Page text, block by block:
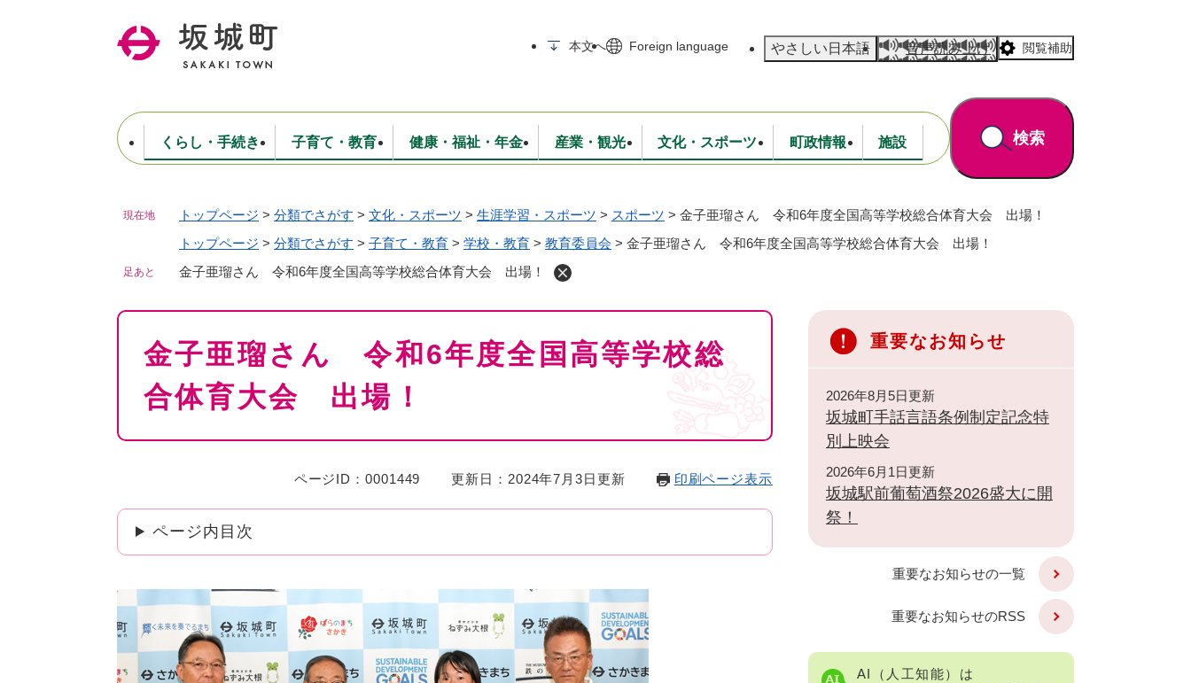
本文へ Foreign language やさしい日本語 音声読み上げ 閲覧補助
くらし・手続き
住民票・戸籍・証明 防災・行政無線 消防・救急 生活環境
道路・公園
税金
ごみ・環境・衛生 上下水道 地域コミュニティ
子育て・教育
妊娠・出産・子育て 保育 学校・教育
健康・福祉・年金
健康・医療 福祉 保険・年金
産業・観光
商工業 農林業 入札・契約 観光・特産
文化・スポーツ
生涯学習・スポーツ 文化
町政情報
ようこそ町長室へ 坂城町について 統計情報 広報・広聴
財政
人事・採用・職員
選挙 行政
施設
公共施設
検索
現在地 トップページ > 分類でさがす > 文化・スポーツ > 生涯学習・スポーツ > スポーツ > 金子亜瑠さん 令和6年度全国高等学校総合体育大会 出場！
トップページ > 分類でさがす > 子育て・教育 > 学校・教育 > 教育委員会 > 金子亜瑠さん 令和6年度全国高等学校総合体育大会 出場！
足あと 金子亜瑠さん 令和6年度全国高等学校総合体育大会 出場！
本
金子亜瑠さん 令和6年度全国高等学校総
合体育大会 出場！
ページID：0001449 更新日：2024年7月3日更新 印刷ページ表示
ページ内目次
重要なお知らせ
2026年8月5日更新
坂城町手話言語条例制定記念特
別上映会
2026年6月1日更新
坂城駅前葡萄酒祭2026盛大に開
祭！
重要なお知らせの一覧
重要なお知らせのRSS
AI（人工知能）は